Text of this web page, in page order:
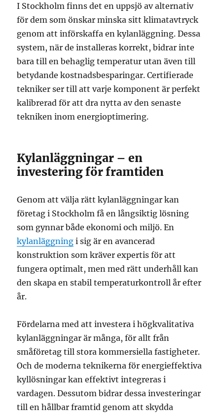
I Stockholm finns det en uppsjö av alternativ
för dem som önskar minska sitt klimatavtryck
genom att införskaffa en kylanläggning. Dessa
system, när de installeras korrekt, bidrar inte
bara till en behaglig temperatur utan även till
betydande kostnadsbesparingar. Certifierade
tekniker ser till att varje komponent är perfekt
kalibrerad för att dra nytta av den senaste
tekniken inom energioptimering.
Kylanläggningar – en
investering för framtiden
Genom att välja rätt kylanläggningar kan
företag i Stockholm få en långsiktig lösning
som gynnar både ekonomi och miljö. En
kylanläggning i sig är en avancerad
konstruktion som kräver expertis för att
fungera optimalt, men med rätt underhåll kan
den skapa en stabil temperaturkontroll år efter
år.
Fördelarna med att investera i högkvalitativa
kylanläggningar är många, för allt från
småföretag till stora kommersiella fastigheter.
Och de moderna teknikerna för energieffektiva
kyllösningar kan effektivt integreras i
vardagen. Dessutom bidrar dessa investeringar
till en hållbar framtid genom att skydda